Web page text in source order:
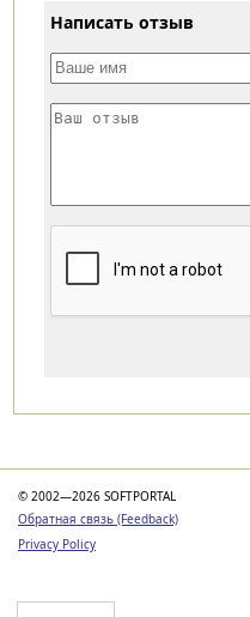
Написать отзыв
© 2002—2026 SOFTPORTAL
Обратная связь (Feedback)
Privacy Policy